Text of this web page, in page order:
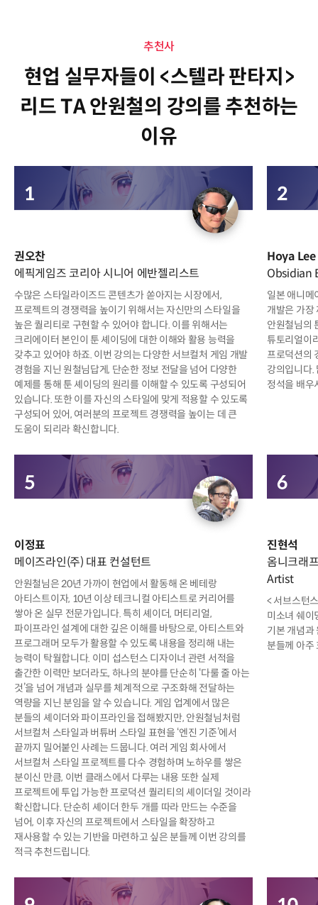
추천사
현업 실무자들이 <스텔라 판타지>
리드 TA 안원철의 강의를 추천하는
이유
권오찬
에픽게임즈 코리아 시니어 에반젤리스트
수많은 스타일라이즈드 콘텐츠가 쏟아지는 시장에서,
프로젝트의 경쟁력을 높이기 위해서는 자신만의 스타일을
높은 퀄리티로 구현할 수 있어야 합니다. 이를 위해서는
크리에이터 본인이 툰 셰이딩에 대한 이해와 활용 능력을
갖추고 있어야 하죠. 이번 강의는 다양한 서브컬처 게임 개발
경험을 지닌 원철님답게, 단순한 정보 전달을 넘어 다양한
예제를 통해 툰 셰이딩의 원리를 이해할 수 있도록 구성되어
있습니다. 또한 이를 자신의 스타일에 맞게 적용할 수 있도록
구성되어 있어, 여러분의 프로젝트 경쟁력을 높이는 데 큰
도움이 되리라 확신합니다.
Hoya Lee
Obsidian
일본 애니메
개발은 가장
안원철님의
튜토리얼이
프로덕션의
강의입니다.
정석을 배우
이정표
메이즈라인(주) 대표 컨설턴트
안원철님은 20년 가까이 현업에서 활동해 온 베테랑
아티스트이자, 10년 이상 테크니컬 아티스트로 커리어를
쌓아 온 실무 전문가입니다. 특히 셰이더, 머티리얼,
파이프라인 설계에 대한 깊은 이해를 바탕으로, 아티스트와
프로그래머 모두가 활용할 수 있도록 내용을 정리해 내는
능력이 탁월합니다. 이미 섭스턴스 디자이너 관련 서적을
출간한 이력만 보더라도, 하나의 분야를 단순히 ‘다룰 줄 아는
것’을 넘어 개념과 실무를 체계적으로 구조화해 전달하는
역량을 지닌 분임을 알 수 있습니다. 게임 업계에서 많은
분들의 셰이더와 파이프라인을 접해봤지만, 안원철님처럼
서브컬처 스타일과 버튜버 스타일 표현을 ‘엔진 기준’에서
끝까지 밀어붙인 사례는 드뭅니다. 여러 게임 회사에서
서브컬처 스타일 프로젝트를 다수 경험하며 노하우를 쌓은
분이신 만큼, 이번 클래스에서 다루는 내용 또한 실제
프로젝트에 투입 가능한 프로덕션 퀄리티의 셰이더일 것이라
확신합니다. 단순히 셰이더 한두 개를 따라 만드는 수준을
넘어, 이후 자신의 프로젝트에서 스타일을 확장하고
재사용할 수 있는 기반을 마련하고 싶은 분들께 이번 강의를
적극 추천드립니다.
진현석
옴니크래
Artist
< 서브스턴
미소녀 쉐이
기본 개념과
분들께 아주